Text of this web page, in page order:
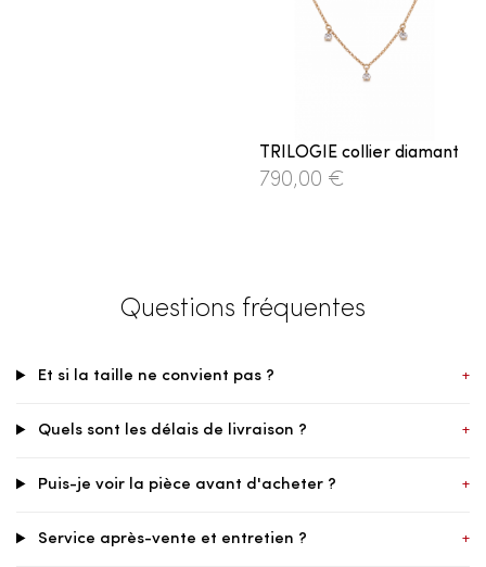
TRILOGIE collier diamant
790,00 €
Questions fréquentes
Et si la taille ne convient pas ? +
Quels sont les délais de livraison ? +
Puis-je voir la pièce avant d'acheter ? +
Service après-vente et entretien ? +